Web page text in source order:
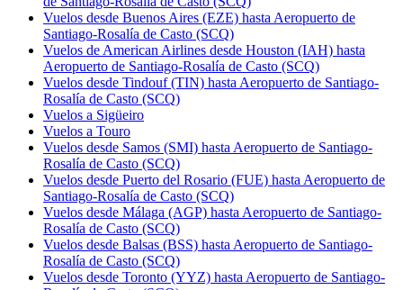
Vuelos desde Buenos Aires (EZE) hasta Aeropuerto de
Santiago-Rosalía de Casto (SCQ)
Vuelos de American Airlines desde Houston (IAH) hasta
Aeropuerto de Santiago-Rosalía de Casto (SCQ)
Vuelos desde Tindouf (TIN) hasta Aeropuerto de Santiago-
Rosalía de Casto (SCQ)
Vuelos a Sigüeiro
Vuelos a Touro
Vuelos desde Samos (SMI) hasta Aeropuerto de Santiago-
Rosalía de Casto (SCQ)
Vuelos desde Puerto del Rosario (FUE) hasta Aeropuerto de
Santiago-Rosalía de Casto (SCQ)
Vuelos desde Málaga (AGP) hasta Aeropuerto de Santiago-
Rosalía de Casto (SCQ)
Vuelos desde Balsas (BSS) hasta Aeropuerto de Santiago-
Rosalía de Casto (SCQ)
Vuelos desde Toronto (YYZ) hasta Aeropuerto de Santiago-